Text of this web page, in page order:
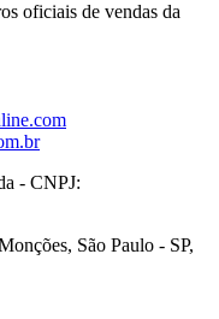
oficiais de vendas da
- CNPJ:
São Paulo - SP,